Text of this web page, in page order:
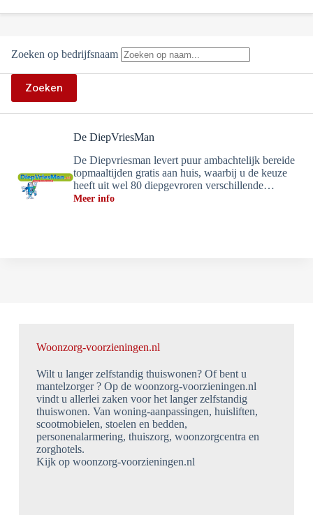
Zoeken op bedrijfsnaam
Zoeken
De DiepVriesMan
De Diepvriesman levert puur ambachtelijk bereide
topmaaltijden gratis aan huis, waarbij u de keuze
heeft uit wel 80 diepgevroren verschillende…
Meer info
Woonzorg-voorzieningen.nl
Wilt u langer zelfstandig thuiswonen? Of bent u
mantelzorger ? Op de woonzorg-voorzieningen.nl
vindt u allerlei zaken voor het langer zelfstandig
thuiswonen. Van woning-aanpassingen, huisliften,
scootmobielen, stoelen en bedden,
personenalarmering, thuiszorg, woonzorgcentra en
zorghotels.
Kijk op woonzorg-voorzieningen.nl